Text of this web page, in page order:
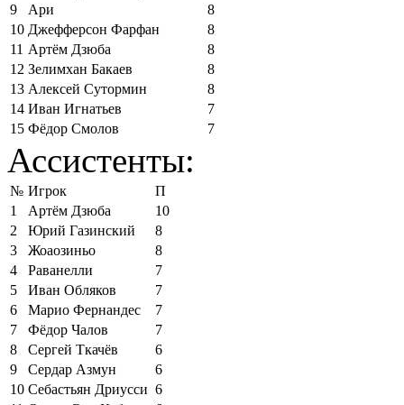
9
Ари
8
10 Джефферсон Фарфан
8
11 Артём Дзюба
8
12 Зелимхан Бакаев
8
13 Алексей Сутормин
8
14 Иван Игнатьев
7
15 Фёдор Смолов 7
Ассистенты:
№ Игрок
П
1
Артём Дзюба
10
2
Юрий Газинский
8
3
Жоаозиньо
8
4
Раванелли
7
5
Иван Обляков
7
6
Марио Фернандес
7
7
Фёдор Чалов
7
8
Сергей Ткачёв
6
9
Сердар Азмун
6
10 Себастьян Дриусси 6